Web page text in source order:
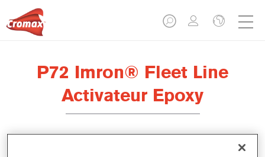
P72 Imron® Fleet Line
Activateur Epoxy